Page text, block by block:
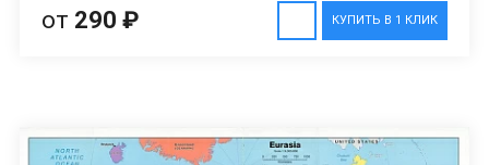
КУПИТЬ В 1 КЛИК
от 290 ₽